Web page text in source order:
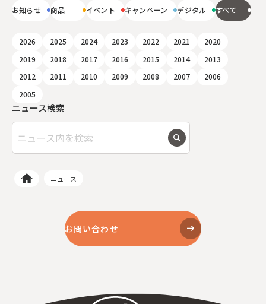
ニュース検索
お知らせ 商品 イベント キャンペーン デジタル すべて
2026 2025 2024 2023 2022 2021
2020
2019
2018 2017 2016 2015 2014
2013
2012
2011 2010 2009 2008 2007
2006
2005
ニュース
お問い合わせ